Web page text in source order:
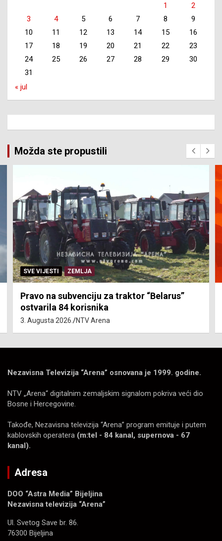
1
2
3
4 5 6 7 8
9
10
11 12 13 14 15
16
17
18 19 20 21 22
23
24
25 26 27 28 29
30
31
« jul
Možda ste propustili
SVE VIJESTI ZEMLJA
Pravo na subvenciju za traktor “Belarus”
ostvarila 84 korisnika
3. Augusta 2026. NTV Arena
Nezavisna Televizija “Arena” osnovana je 1999. godine.
NTV „Arena“ digitalnim zemaljskim signalom pokriva veći dio
Bosne i Hercegovine.
Takođe, Nezavisna televizija “Arena” program emituje i putem
kablovskih operatera (m:tel - 84 kanal, supernova - 67
kanal).
Adresa
DOO “Astra Media” Bijeljina
Nezavisna televizija “Arena”
Ul. Svetog Save br. 86.
76300 Bijeljina